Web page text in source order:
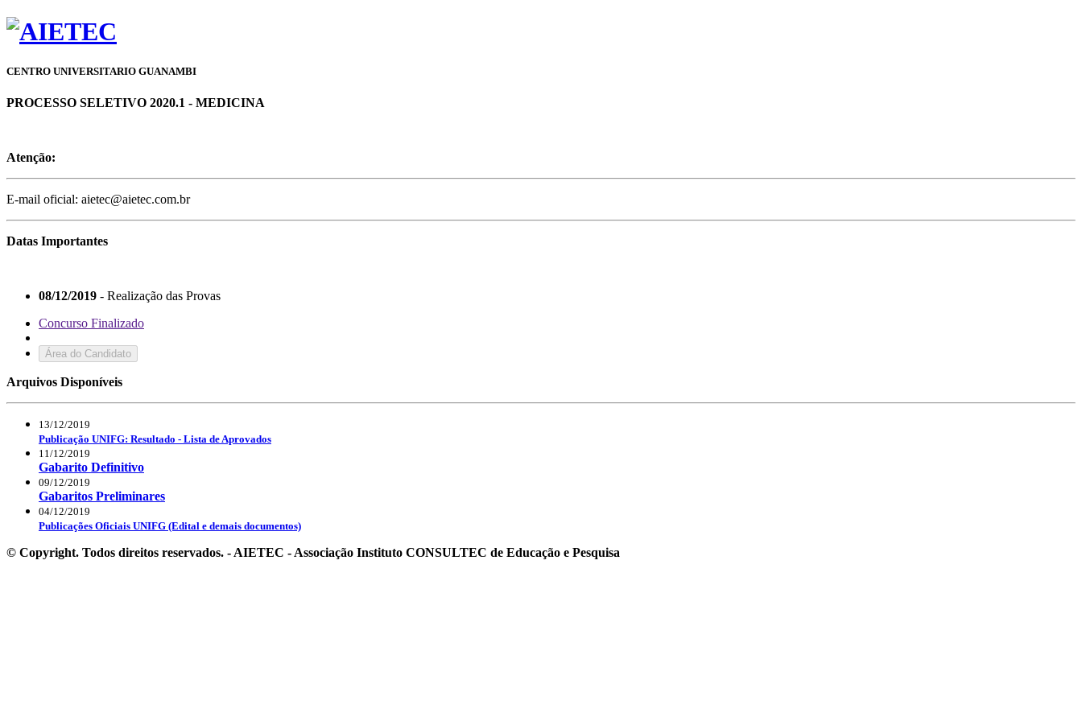
CENTRO UNIVERSITARIO GUANAMBI
PROCESSO SELETIVO 2020.1 - MEDICINA
Atenção:
E-mail oficial: aietec@aietec.com.br
Datas Importantes
08/12/2019 - Realização das Provas
Concurso Finalizado
Área do Candidato
Arquivos Disponíveis
13/12/2019
Publicação UNIFG: Resultado - Lista de Aprovados
11/12/2019
Gabarito Definitivo
09/12/2019
Gabaritos Preliminares
04/12/2019
Publicações Oficiais UNIFG (Edital e demais documentos)
© Copyright. Todos direitos reservados. - AIETEC - Associação Instituto CONSULTEC de Educação e Pesquisa